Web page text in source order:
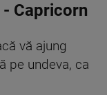
Capricorn
vă ajung
pe undeva, ca